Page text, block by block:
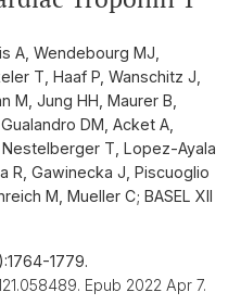
A, Wendebourg MJ,
T, Haaf P, Wanschitz J,
M, Jung HH, Maurer B,
DM, Acket A,
T, Lopez-Ayala
R, Gawinecka J, Piscuoglio
M, Mueller C; BASEL XII
1779.
Epub 2022 Apr 7.